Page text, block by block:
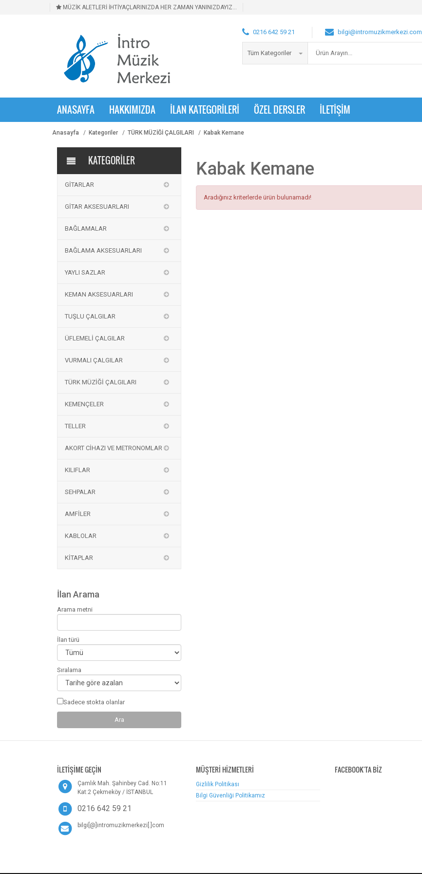
MÜZİK ALETLERİ İHTİYAÇLARINIZDA HER ZAMAN YANINIZDAYIZ...
0216 642 59 21 bilgi@intromuzikmerkezi.com
Tüm Kategoriler
ANASAYFA HAKKIMIZDA İLAN KATEGORİLERİ ÖZEL DERSLER İLETİŞİM
Anasayfa Kategoriler TÜRK MÜZİĞİ ÇALGILARI Kabak Kemane
KATEGORİLER
GİTARLAR
GİTAR AKSESUARLARI
BAĞLAMALAR
BAĞLAMA AKSESUARLARI
YAYLI SAZLAR
KEMAN AKSESUARLARI
TUŞLU ÇALGILAR
ÜFLEMELİ ÇALGILAR
VURMALI ÇALGILAR
TÜRK MÜZİĞİ ÇALGILARI
KEMENÇELER
TELLER
AKORT CİHAZI VE METRONOMLAR
KILIFLAR
SEHPALAR
AMFİLER
KABLOLAR
KİTAPLAR
İlan Arama
Arama metni
İlan türü
Sıralama
Sadece stokta olanlar
Kabak Kemane
Aradığınız kriterlerde ürün bulunamadı!
İLETİŞİME GEÇİN
Çamlık Mah. Şahinbey Cad. No:11
Kat:2 Çekmeköy / İSTANBUL
0216 642 59 21
bilgi[@]intromuzikmerkezi[.]com
MÜŞTERİ HİZMETLERİ
Gizlilik Politikası
Bilgi Güvenliği Politikamız
FACEBOOK'TA BİZ